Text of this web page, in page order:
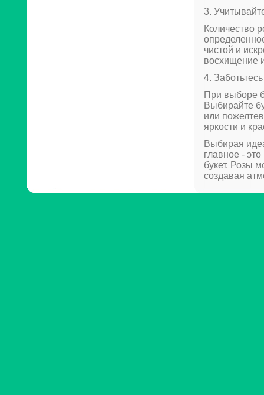
3.
Количество
чистой и
восхищение
4.
При выборе
Выбирайте
или
яркости и
Выбирая
главное -
букет. Розы
создавая